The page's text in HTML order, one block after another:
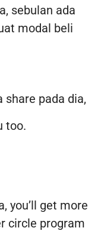
sebulan ada
modal beli
share pada dia,
too.
you’ll get more
circle program